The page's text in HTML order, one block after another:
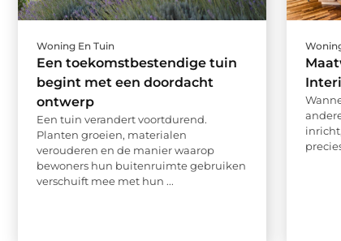
Woning En Tuin
Een toekomstbestendige tuin
begint met een doordacht
ontwerp
Een tuin verandert voortdurend.
Planten groeien, materialen
verouderen en de manier waarop
bewoners hun buitenruimte gebruiken
verschuift mee met hun ...